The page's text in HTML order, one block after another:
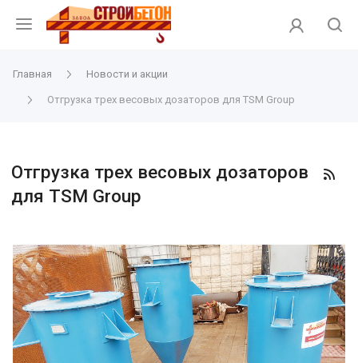
Главная Новости и акции
Отгрузка трех весовых дозаторов для TSM Group
Отгрузка трех весовых дозаторов
для TSM Group